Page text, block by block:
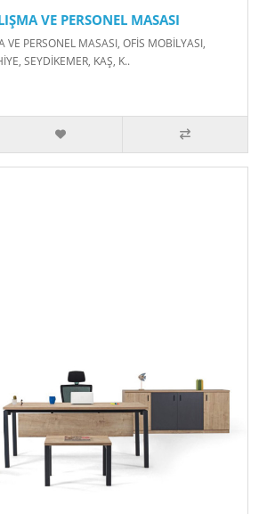
VE PERSONEL MASASI
VE PERSONEL MASASI, OFİS MOBİLYASI,
SEYDİKEMER, KAŞ, K..